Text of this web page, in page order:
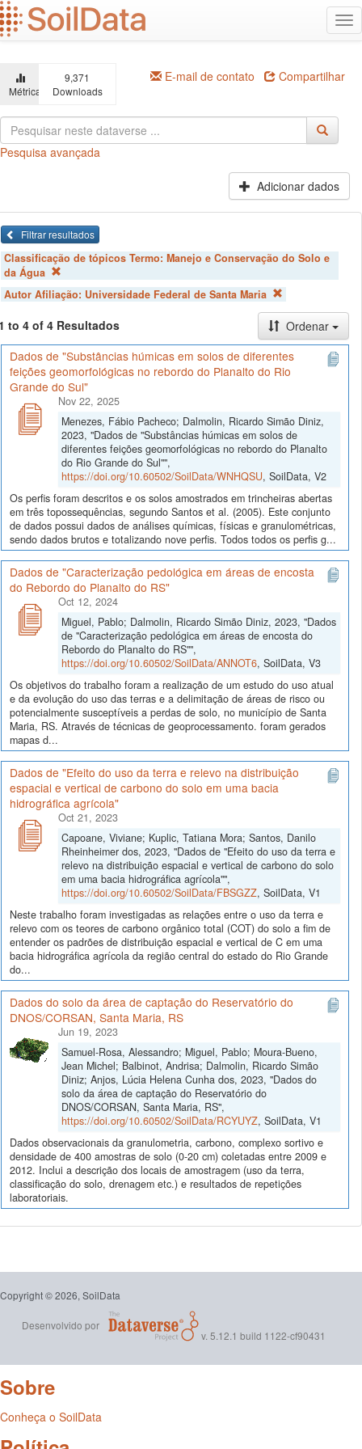
Ir
para
o
principal
Métricas
9,371
Downloads
E-mail de contato Compartilhar
Pesquisa avançada
Adicionar dados
Filtrar resultados
Classificação de tópicos Termo: Manejo e Conservação do Solo e
da Água
Autor Afiliação: Universidade Federal de Santa Maria
to 4 of 4 Resultados
Ordenar
Dados de "Substâncias húmicas em solos de diferentes
feições geomorfológicas no rebordo do Planalto do Rio
Grande do Sul"
Nov 22, 2025
Menezes, Fábio Pacheco; Dalmolin, Ricardo Simão Diniz,
2023, "Dados de "Substâncias húmicas em solos de
diferentes feições geomorfológicas no rebordo do Planalto
do Rio Grande do Sul"",
https://doi.org/10.60502/SoilData/WNHQSU, SoilData, V2
Os perfis foram descritos e os solos amostrados em trincheiras abertas
em três topossequências, segundo Santos et al. (2005). Este conjunto
de dados possui dados de análises químicas, físicas e granulométricas,
sendo dados brutos e totalizando nove perfis. Todos todos os perfis g...
Dados de "Caracterização pedológica em áreas de encosta
do Rebordo do Planalto do RS"
Oct 12, 2024
Miguel, Pablo; Dalmolin, Ricardo Simão Diniz, 2023, "Dados
de "Caracterização pedológica em áreas de encosta do
Rebordo do Planalto do RS"",
https://doi.org/10.60502/SoilData/ANNOT6, SoilData, V3
Os objetivos do trabalho foram a realização de um estudo do uso atual
e da evolução do uso das terras e a delimitação de áreas de risco ou
potencialmente susceptíveis a perdas de solo, no município de Santa
Maria, RS. Através de técnicas de geoprocessamento. foram gerados
mapas d...
Dados de "Efeito do uso da terra e relevo na distribuição
espacial e vertical de carbono do solo em uma bacia
hidrográfica agrícola"
Oct 21, 2023
Capoane, Viviane; Kuplic, Tatiana Mora; Santos, Danilo
Rheinheimer dos, 2023, "Dados de "Efeito do uso da terra e
relevo na distribuição espacial e vertical de carbono do solo
em uma bacia hidrográfica agrícola"",
https://doi.org/10.60502/SoilData/FBSGZZ, SoilData, V1
Neste trabalho foram investigadas as relações entre o uso da terra e
relevo com os teores de carbono orgânico total (COT) do solo a fim de
entender os padrões de distribuição espacial e vertical de C em uma
bacia hidrográfica agrícola da região central do estado do Rio Grande
do...
Dados do solo da área de captação do Reservatório do
DNOS/CORSAN, Santa Maria, RS
Jun 19, 2023
Samuel-Rosa, Alessandro; Miguel, Pablo; Moura-Bueno,
Jean Michel; Balbinot, Andrisa; Dalmolin, Ricardo Simão
Diniz; Anjos, Lúcia Helena Cunha dos, 2023, "Dados do
solo da área de captação do Reservatório do
DNOS/CORSAN, Santa Maria, RS",
https://doi.org/10.60502/SoilData/RCYUYZ, SoilData, V1
Dados observacionais da granulometria, carbono, complexo sortivo e
densidade de 400 amostras de solo (0-20 cm) coletadas entre 2009 e
2012. Inclui a descrição dos locais de amostragem (uso da terra,
classificação do solo, drenagem etc.) e resultados de repetições
laboratoriais.
Copyright © 2026, SoilData
Desenvolvido por
v. 5.12.1 build 1122-cf90431
Sobre
Conheça o SoilData